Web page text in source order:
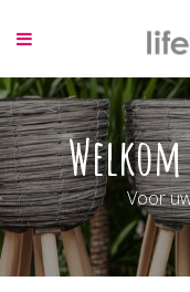
a
a
r
c
o
n
t
e
n
Voor